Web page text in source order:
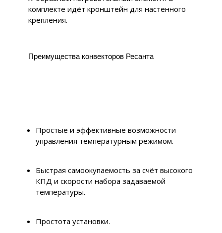
комплекте идёт кронштейн для настенного
крепления.
Преимущества конвекторов Ресанта
Простые и эффективные возможности
управления температурным режимом.
Быстрая самоокупаемость за счёт высокого
КПД и скорости набора задаваемой
температуры.
Простота установки.